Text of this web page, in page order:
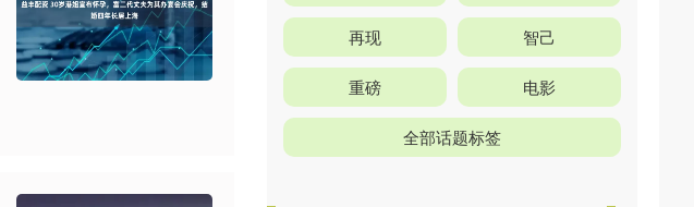
再现 智己
重磅 电影
全部话题标签